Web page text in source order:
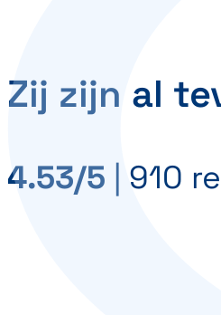
Zij zijn al
4.53/5 910